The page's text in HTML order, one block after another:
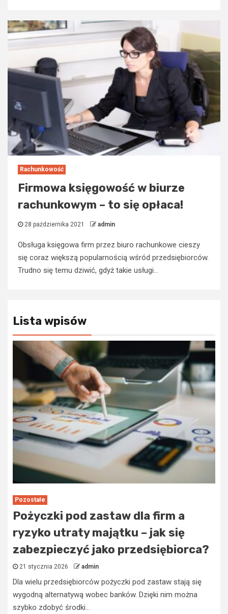
Rachunkowość
Firmowa księgowość w biurze
rachunkowym – to się opłaca!
28 października 2021 admin
Obsługa księgowa firm przez biuro rachunkowe cieszy
się coraz większą popularnością wśród przedsiębiorców.
Trudno się temu dziwić, gdyż takie usługi...
Lista wpisów
Pozostałe
Pożyczki pod zastaw dla firm a
ryzyko utraty majątku – jak się
zabezpieczyć jako przedsiębiorca?
21 stycznia 2026 admin
Dla wielu przedsiębiorców pożyczki pod zastaw stają się
wygodną alternatywą wobec banków. Dzięki nim można
szybko zdobyć środki...